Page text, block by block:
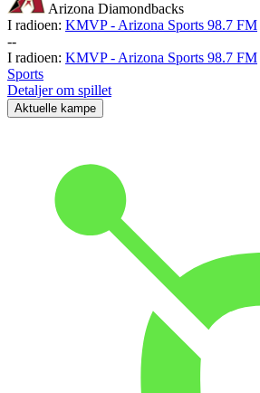
Arizona Diamondbacks
I radioen: KMVP - Arizona Sports 98.7 FM
--
I radioen: KMVP - Arizona Sports 98.7 FM
Sports
Detaljer om spillet
Aktuelle kampe